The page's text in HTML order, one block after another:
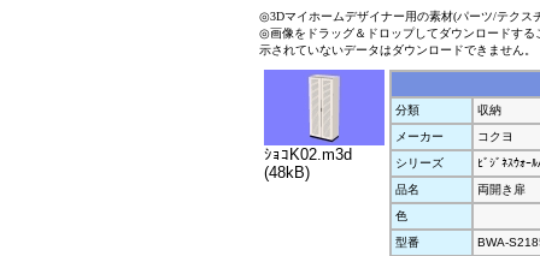
◎3Dマイホームデザイナー用の素材(パーツ/テクス
◎画像をドラッグ＆ドロップしてダウンロードす
示されていないデータはダウンロードできません。
ｼｮｺK02.m3d
(48kB)
分類
収納
メーカー
コクヨ
シリーズ
ﾋﾞｼﾞﾈｽｳｫｰ
品名
両開き扉
色
型番
BWA-